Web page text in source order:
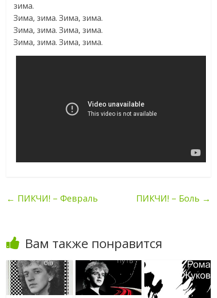
зима.
Зима, зима. Зима, зима.
Зима, зима. Зима, зима.
Зима, зима. Зима, зима.
← ПИКЧИ! – Февраль ПИКЧИ! – Боль →
Вам также понравится